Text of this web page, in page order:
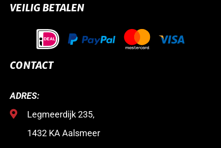
VEILIG BETALEN
CONTACT
ADRES:
Legmeerdijk 235,
1432 KA Aalsmeer